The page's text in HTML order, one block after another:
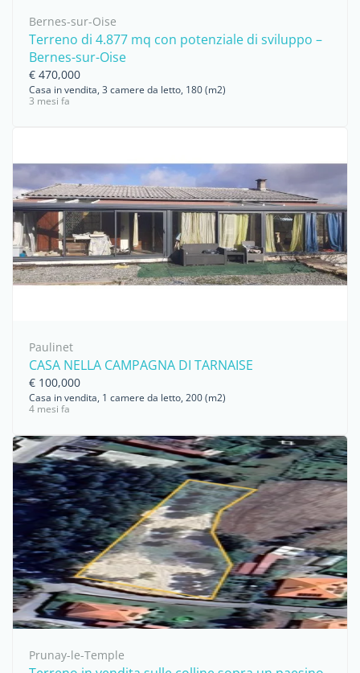
Bernes-sur-Oise
Terreno di 4.877 mq con potenziale di sviluppo –
Bernes-sur-Oise
€ 470,000
Casa in vendita, 3 camere da letto, 180 (m2)
3 mesi fa
Paulinet
CASA NELLA CAMPAGNA DI TARNAISE
€ 100,000
Casa in vendita, 1 camere da letto, 200 (m2)
4 mesi fa
Prunay-le-Temple